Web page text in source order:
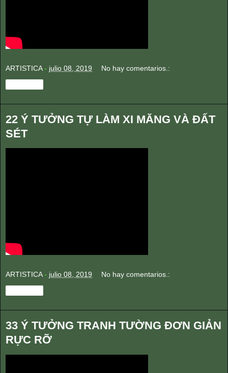
ARTISTICA - julio 08, 2019 No hay comentarios.:
22 Ý TƯỞNG TỰ LÀM XI MĂNG VÀ ĐẤT
SÉT
ARTISTICA - julio 08, 2019 No hay comentarios.:
33 Ý TƯỞNG TRANH TƯỜNG ĐƠN GIẢN
RỰC RỠ